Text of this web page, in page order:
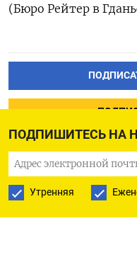
ПОДПИШИТЕСЬ НА
Утренняя
(Бюро ​Рейтер в